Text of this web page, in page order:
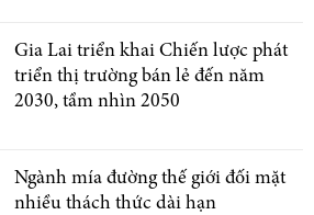
Gia Lai triển khai Chiến lược phát
triển thị trường bán lẻ đến năm
2030, tầm nhìn 2050
Ngành mía đường thế giới đối mặt
nhiều thách thức dài hạn